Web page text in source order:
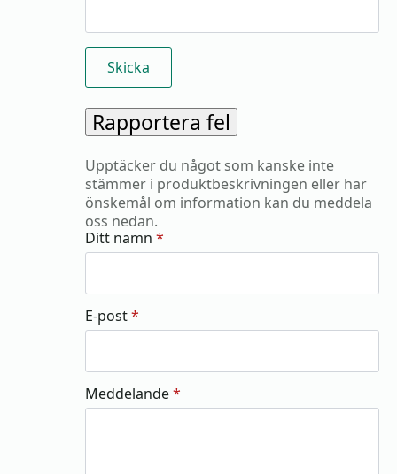
Rapportera fel
Upptäcker du något som kanske inte
stämmer i produktbeskrivningen eller har
önskemål om information kan du meddela
oss nedan.
Ditt namn *
E-post*
Meddelande*